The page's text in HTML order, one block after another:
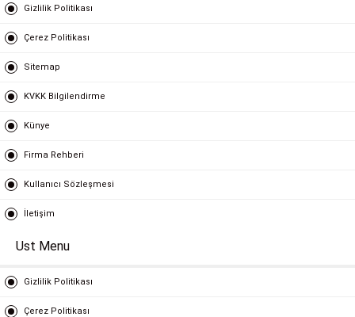
Gizlilik Politikası
Çerez Politikası
Sitemap
KVKK Bilgilendirme
Künye
Firma Rehberi
Kullanıcı Sözleşmesi
İletişim
Ust Menu
Gizlilik Politikası
Çerez Politikası